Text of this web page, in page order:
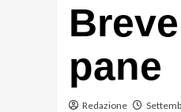
pane
Redazione